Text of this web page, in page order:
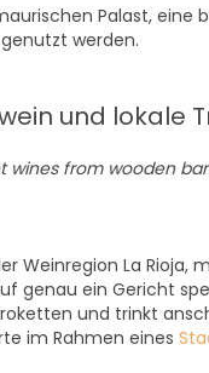
Palast, eine
werden.
und lokale
Weinregion La Rioja,
genau ein Gericht
und trinkt
im Rahmen eines